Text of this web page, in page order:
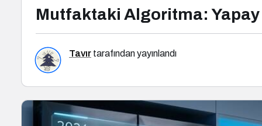
Mutfaktaki Algoritma: Yapay
Tavır tarafından yayınlandı